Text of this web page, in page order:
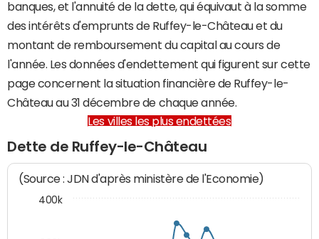
banques, et l'annuité de la dette, qui équivaut à la somme
des intérêts d'emprunts de Ruffey-le-Château et du
montant de remboursement du capital au cours de
l'année. Les données d'endettement qui figurent sur cette
page concernent la situation financière de Ruffey-le-
Château au 31 décembre de chaque année.
Les villes les plus endettées
Dette de Ruffey-le-Château
(Source : JDN d'après ministère de l'Economie)
400k